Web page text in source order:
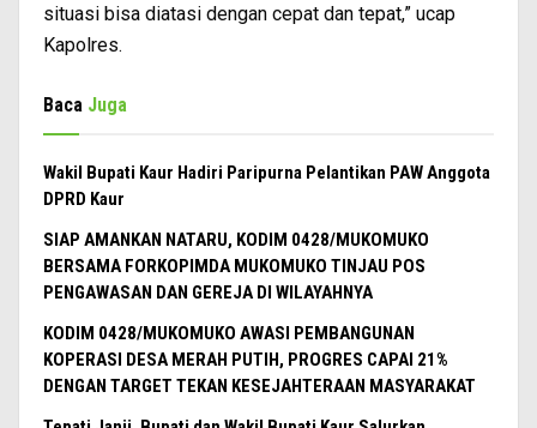
situasi bisa diatasi dengan cepat dan tepat,” ucap
Kapolres.
Baca Juga
Wakil Bupati Kaur Hadiri Paripurna Pelantikan PAW Anggota
DPRD Kaur
SIAP AMANKAN NATARU, KODIM 0428/MUKOMUKO
BERSAMA FORKOPIMDA MUKOMUKO TINJAU POS
PENGAWASAN DAN GEREJA DI WILAYAHNYA
KODIM 0428/MUKOMUKO AWASI PEMBANGUNAN
KOPERASI DESA MERAH PUTIH, PROGRES CAPAI 21%
DENGAN TARGET TEKAN KESEJAHTERAAN MASYARAKAT